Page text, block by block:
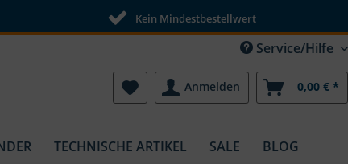
Kein Mindestbestellwert
Service/Hilfe
Anmelden 0,00 € *
TECHNISCHE ARTIKEL SALE BLOG